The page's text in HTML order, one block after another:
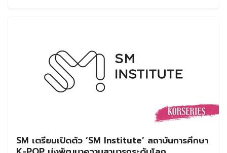
SM เตรียมเปิดตัว ‘SM Institute’ สถาบันการศึกษา